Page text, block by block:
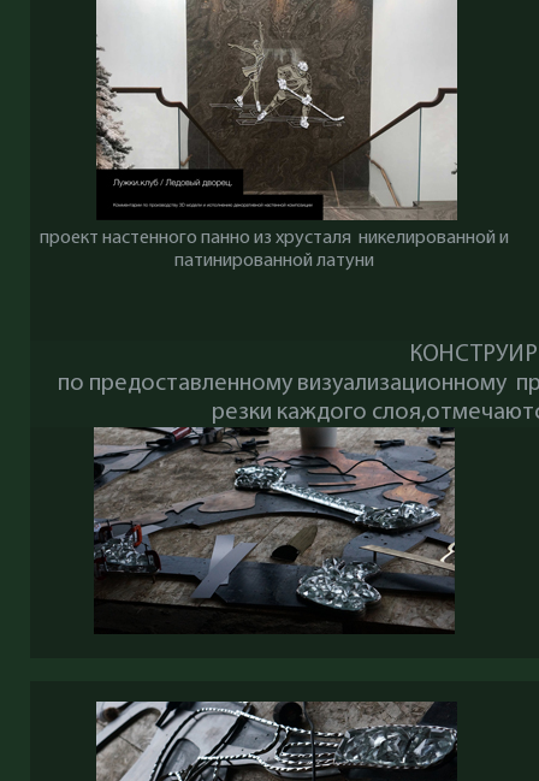
проект настенного панно из хрусталя никелированной и
патинированной латуни
по предоставленному визуализационному
резки каждого